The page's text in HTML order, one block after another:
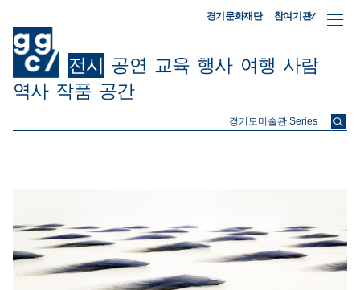
경기문화재단 참여기관/
전시 공연 교육 행사 여행 사람
역사 작품 공간
ggc/